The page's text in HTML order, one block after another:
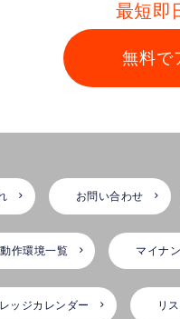
最短即
無料で
お問い合わせ
動作環境一覧 マイナ
ッジカレンダー リ